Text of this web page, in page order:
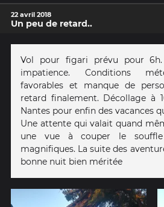
22 avril 2018
Un peu de retard..
Vol pour figari prévu pour
impatience. Conditions
favorables et manque de
retard finalement. Décollage à
Nantes pour enfin des vacances
Une attente qui valait quand
une vue à couper le
magnifiques. La suite des
bonne nuit bien méritée